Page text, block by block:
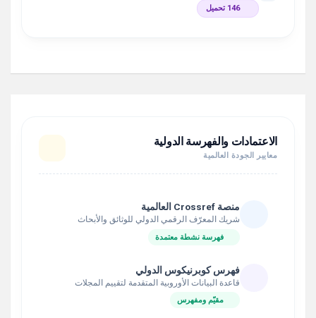
146 تحميل
الاعتمادات والفهرسة الدولية
معايير الجودة العالمية
منصة Crossref العالمية
شريك المعرّف الرقمي الدولي للوثائق والأبحاث
فهرسة نشطة معتمدة
فهرس كوبرنيكوس الدولي
قاعدة البيانات الأوروبية المتقدمة لتقييم المجلات
مقيّم ومفهرس